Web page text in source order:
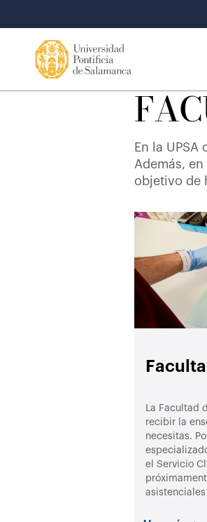
En la
Además,
objetivo de
La Facultad
recibir la
necesitas.
el Servicio